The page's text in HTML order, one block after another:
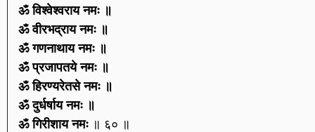
ॐ विश्वेश्वराय नमः ॥
ॐ वीरभद्राय नमः ॥
ॐ गणनाथाय नमः ॥
ॐ प्रजापतये नमः ॥
ॐ हिरण्यरेतसे नमः ॥
ॐ दुर्धर्षाय नमः ॥
ॐ गिरीशाय नमः ॥ ६० ॥